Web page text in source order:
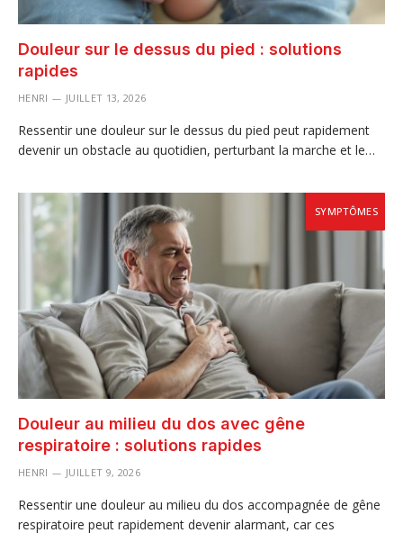
Douleur sur le dessus du pied : solutions
rapides
HENRI JUILLET 13, 2026
Ressentir une douleur sur le dessus du pied peut rapidement
devenir un obstacle au quotidien, perturbant la marche et le…
SYMPTÔMES
Douleur au milieu du dos avec gêne
respiratoire : solutions rapides
HENRI JUILLET 9, 2026
Ressentir une douleur au milieu du dos accompagnée de gêne
respiratoire peut rapidement devenir alarmant, car ces